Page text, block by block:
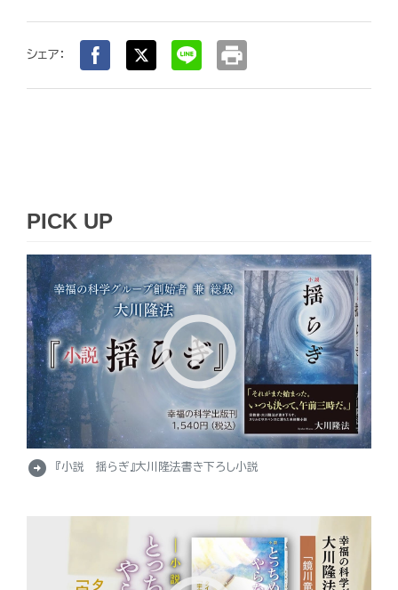
シェア： print
PICK UP
arrow_circle_right 『小説 揺らぎ』大川隆法書き下ろし小説